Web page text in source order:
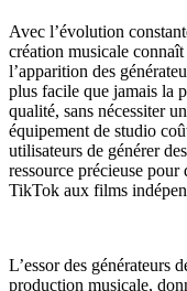
Avec l’évolution
création musicale
l’apparition des
plus facile que jamais la
qualité, sans nécessiter
équipement de studio
utilisateurs de générer
ressource précieuse
TikTok aux films
L’essor des générateurs
production musicale,